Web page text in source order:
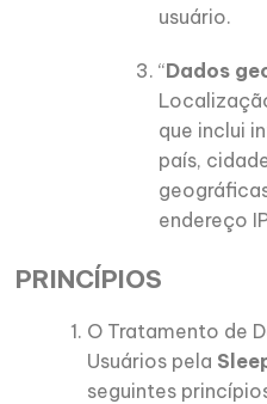
usuário.
“Dados
que inclui
país,
endereço
PRINCÍPIOS
O Tratamento de
Usuários pela
seguintes